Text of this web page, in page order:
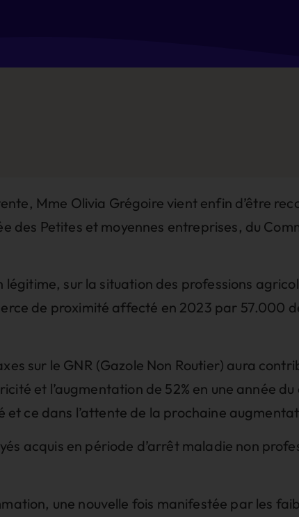
Mme Olivia Grégoire vient enfin d’être
des Petites et moyennes entreprises, du
sur la situation des professions
de proximité affecté en 2023 par 57.000
sur le GNR (Gazole Non Routier) aura
et l’augmentation de 52% en une année
ce dans l’attente de la prochaine
acquis en période d’arrêt maladie non
une nouvelle fois manifestée par les